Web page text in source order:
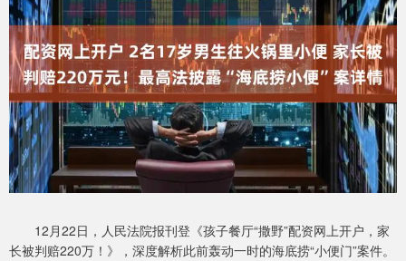
12月22日，人民法院报刊登《孩子餐厅“撒野”配资网上开户，家
长被判赔220万！》，深度解析此前轰动一时的海底捞“小便门”案件。